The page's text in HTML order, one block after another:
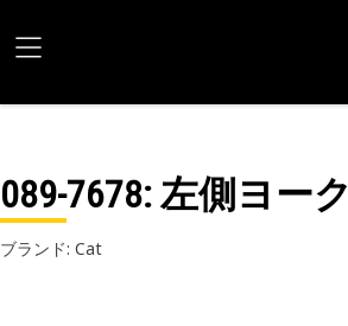
089-7678: 左側ヨーク
ブランド: Cat